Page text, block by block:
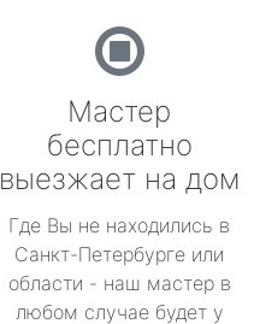
Мастер
бесплатно
выезжает на дом
Где Вы не находились в
Санкт-Петербурге или
области - наш мастер в
любом случае будет у